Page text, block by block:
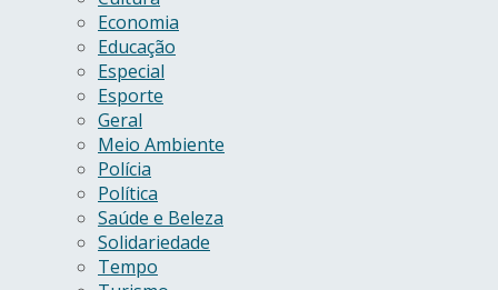
Economia
Educação
Especial
Esporte
Geral
Meio Ambiente
Polícia
Política
Saúde e Beleza
Solidariedade
Tempo